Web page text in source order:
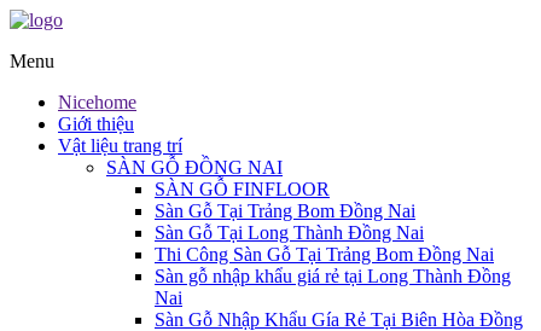
Menu
Nicehome
Giới thiệu
Vật liệu trang trí
SÀN GỖ ĐỒNG NAI
SÀN GỖ FINFLOOR
Sàn Gỗ Tại Trảng Bom Đồng Nai
Sàn Gỗ Tại Long Thành Đồng Nai
Thi Công Sàn Gỗ Tại Trảng Bom Đồng Nai
Sàn gỗ nhập khẩu giá rẻ tại Long Thành Đồng
Nai
Sàn Gỗ Nhập Khẩu Gía Rẻ Tại Biên Hòa Đồng